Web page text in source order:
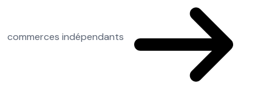
commerces indépendants